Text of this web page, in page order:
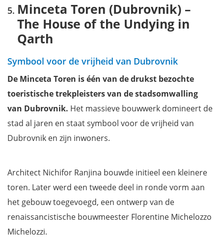
Minceta Toren (Dubrovnik) –
The House of the Undying in
Qarth
Symbool voor de vrijheid van Dubrovnik
De Minceta Toren is één van de drukst bezochte
toeristische trekpleisters van de stadsomwalling
van Dubrovnik. Het massieve bouwwerk domineert de
stad al jaren en staat symbool voor de vrijheid van
Dubrovnik en zijn inwoners.
Architect Nichifor Ranjina bouwde initieel een kleinere
toren. Later werd een tweede deel in ronde vorm aan
het gebouw toegevoegd, een ontwerp van de
renaissancistische bouwmeester Florentine Michelozzo
Michelozzi.